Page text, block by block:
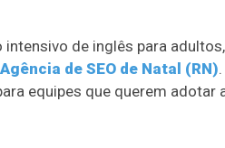
intensivo de inglês para
Agência de SEO de Natal (RN)
equipes que querem